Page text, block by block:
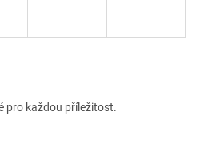
pro každou příležitost.